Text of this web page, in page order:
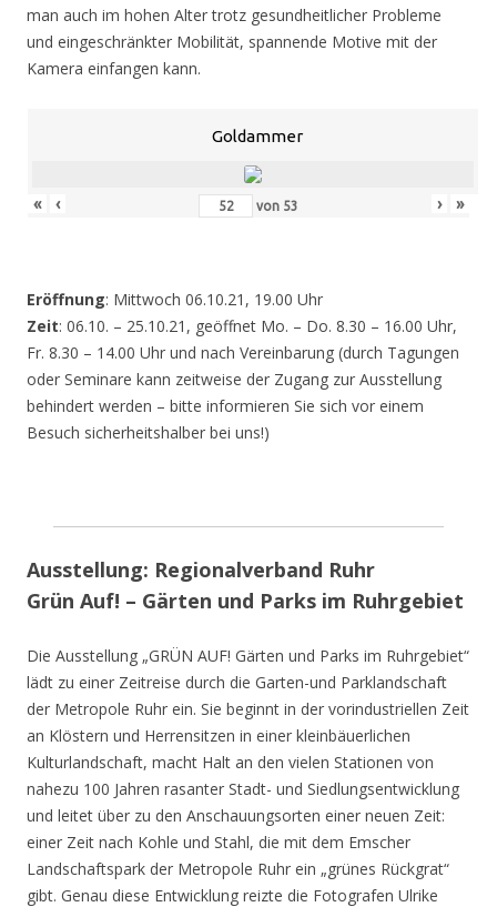
man auch im hohen Alter trotz gesundheitlicher Probleme
und eingeschränkter Mobilität, spannende Motive mit der
Kamera einfangen kann.
Goldammer
« ‹ von 53 › »
Eröffnung: Mittwoch 06.10.21, 19.00 Uhr
Zeit: 06.10. – 25.10.21, geöffnet Mo. – Do. 8.30 – 16.00 Uhr,
Fr. 8.30 – 14.00 Uhr und nach Vereinbarung (durch Tagungen
oder Seminare kann zeitweise der Zugang zur Ausstellung
behindert werden – bitte informieren Sie sich vor einem
Besuch sicherheitshalber bei uns!)
Ausstellung: Regionalverband Ruhr
Grün Auf! – Gärten und Parks im Ruhrgebiet
Die Ausstellung „GRÜN AUF! Gärten und Parks im Ruhrgebiet“
lädt zu einer Zeitreise durch die Garten-und Parklandschaft
der Metropole Ruhr ein. Sie beginnt in der vorindustriellen Zeit
an Klöstern und Herrensitzen in einer kleinbäuerlichen
Kulturlandschaft, macht Halt an den vielen Stationen von
nahezu 100 Jahren rasanter Stadt- und Siedlungsentwicklung
und leitet über zu den Anschauungsorten einer neuen Zeit:
einer Zeit nach Kohle und Stahl, die mit dem Emscher
Landschaftspark der Metropole Ruhr ein „grünes Rückgrat“
gibt. Genau diese Entwicklung reizte die Fotografen Ulrike